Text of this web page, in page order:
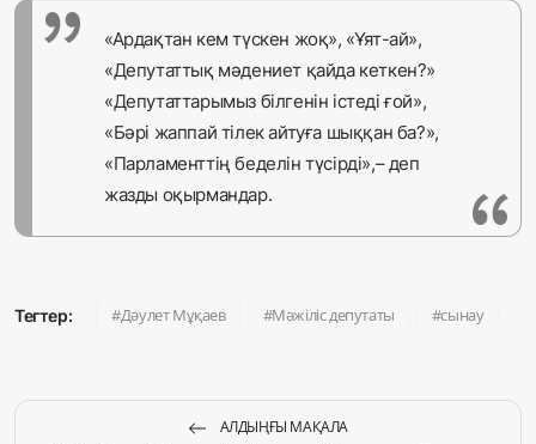
«Ардақтан кем түскен жоқ», «Ұят-ай»,
«Депутаттық мәдениет қайда кеткен?»
«Депутаттарымыз білгенін істеді ғой»,
«Бәрі жаппай тілек айтуға шыққан ба?»,
«Парламенттің беделін түсірді»,– деп
жазды оқырмандар.
Тегтер: Дәулет Мұқаев Мәжіліс депутаты сынау
АЛДЫҢҒЫ МАҚАЛА